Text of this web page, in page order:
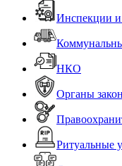
Инспекции
НКО
Органы
Ритуальные